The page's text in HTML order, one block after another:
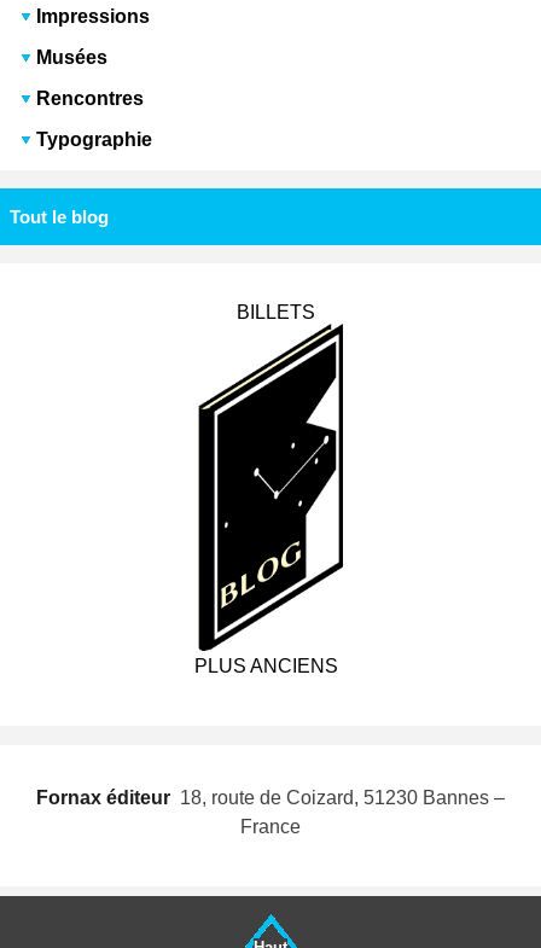
Impressions
Musées
Rencontres
Typographie
Tout le blog
BILLETS
PLUS ANCIENS
Fornax éditeur  18, route de Coizard, 51230 Bannes –
France